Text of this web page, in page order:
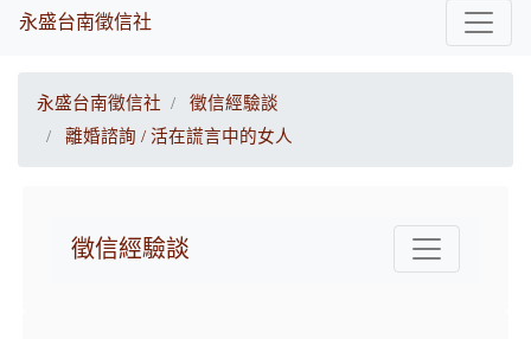
永盛台南徵信社
永盛台南徵信社
徵信經驗談
離婚諮詢 / 活在謊言中的女人
徵信經驗談